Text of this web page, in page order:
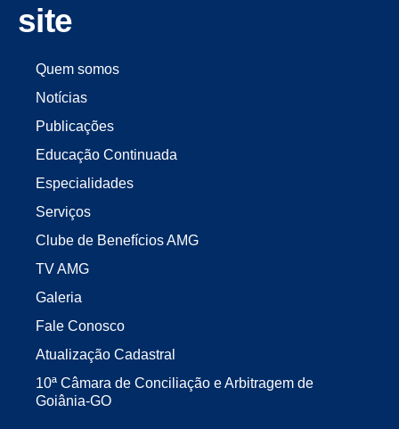
site
Quem somos
Notícias
Publicações
Educação Continuada
Especialidades
Serviços
Clube de Benefícios AMG
TV AMG
Galeria
Fale Conosco
Atualização Cadastral
10ª Câmara de Conciliação e Arbitragem de
Goiânia-GO